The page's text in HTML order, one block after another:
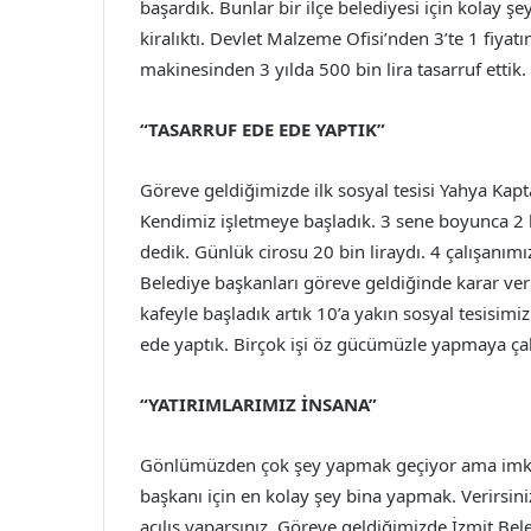
başardık. Bunlar bir ilçe belediyesi için kolay
kiralıktı. Devlet Malzeme Ofisi’nden 3’te 1
makinesinden 3 yılda 500 bin lira tasarruf ettik.
“TASARRUF EDE EDE YAPTIK”
Göreve geldiğimizde ilk sosyal tesisi Yahya
Kendimiz işletmeye başladık. 3 sene boyunca
dedik. Günlük cirosu 20 bin liraydı. 4
Belediye başkanları göreve geldiğinde karar
kafeyle başladık artık 10’a yakın sosyal
ede yaptık. Birçok işi öz gücümüzle yapmaya
“YATIRIMLARIMIZ İNSANA”
Gönlümüzden çok şey yapmak geçiyor ama
başkanı için en kolay şey bina yapmak.